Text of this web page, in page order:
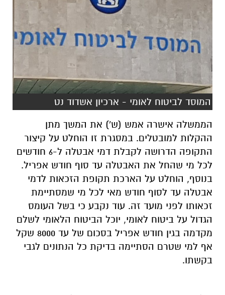
המוסד לביטוח לאומי - ארכיון אשדוד נט
הממשלה אישרה אמש (ש') את המשך מתן
ההקלות למובטלים. במסגרת זו הוחלט על קיצור
התקופה הדרושה לקבלת דמי אבטלה ל-6 חודשים
לכל מי שהחל את האבטלה עד סוף חודש אפריל.
בנוסף, הוחלט על הארכת תקופת הזכאות לדמי
אבטלה עד לסוף חודש מאי לכל מי שמסתיימת
זכאותו לפני מועד זה. עוד נקבע כי בשל העומס
הגדול על ביטוח לאומי, יוכל הביטוח הלאומי לשלם
מקדמה בגין חודש אפריל בסכום של עד 8000 שקל
אף למי שטרם הסתיימה בדיקת כל הנתונים לגבי
בקשתו.